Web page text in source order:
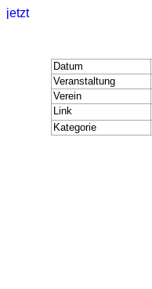
Datum
Veranstaltung
Verein
Link
Kategorie